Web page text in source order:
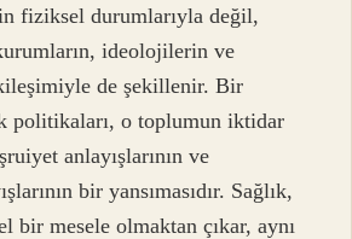
fiziksel durumlarıyla değil,
ideolojilerin ve
de şekillenir. Bir
politikaları, o toplumun iktidar
anlayışlarının ve
bir yansımasıdır. Sağlık,
bir mesele olmaktan çıkar, aynı